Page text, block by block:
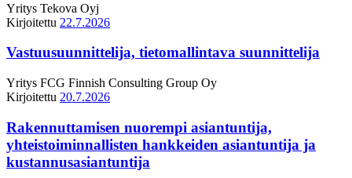
Yritys Tekova Oyj
Kirjoitettu 22.7.2026
Vastuusuunnittelija, tietomallintava suunnittelija
Yritys FCG Finnish Consulting Group Oy
Kirjoitettu 20.7.2026
Rakennuttamisen nuorempi asiantuntija,
yhteistoiminnallisten hankkeiden asiantuntija ja
kustannusasiantuntija